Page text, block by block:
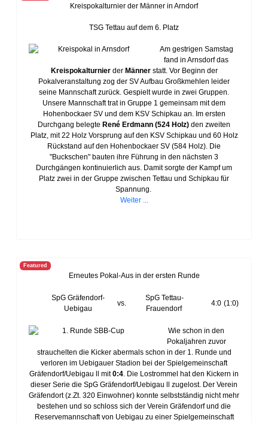
Kreispokalturnier der Männer in Arndorf
TSG Tettau auf dem 6. Platz
Am gestrigen Samstag
fand in Arnsdorf das
Kreispokalturnierder Männerstatt. Vor Beginn der
Pokalveranstaltung zog der SV Aufbau Großkmehlen leider
seine Mannschaft zurück. Gespielt wurde in zwei Gruppen.
Unsere Mannschaft trat in Gruppe 1 gemeinsam mit dem
Hohenbockaer SV und dem KSV Schipkau an. Im ersten
Durchgang belegte René Erdmann (524 Holz) den zweiten
Platz, mit 22 Holz Vorsprung auf den KSV Schipkau und 60 Holz
Rückstand auf den Hohenbockaer SV (584 Holz). Die
"Buckschen" bauten ihre Führung in den nächsten 3
Durchgängen kontinuierlich aus. Damit sorgte der Kampf um
Platz zwei in der Gruppe zwischen Tettau und Schipkau für
Spannung.
Weiter ...
Featured
Erneutes Pokal-Aus in der ersten Runde
SpG Gräfendorf-
Uebigau
vs.
SpG Tettau-
Frauendorf
4:0 (1:0)
Wie schon in den
Pokaljahren zuvor
strauchelten die Kicker abermals schon in der 1. Runde und
verloren im Uebigauer Stadion bei der Spielgemeinschaft
Gräfendorf/Uebigau ll mit0:4. Die Lostrommel hat den Kickern in
dieser Serie die SpG Gräfendorf/Uebigau ll zugelost. Der Verein
Gräfendort (z.Zt. 320 Einwohner) konnte selbstständig nicht mehr
bestehen und so schloss sich der Verein Gräfendorf und die
Reservemannschaft von Uebigau zu einer Spielgemeinschaft